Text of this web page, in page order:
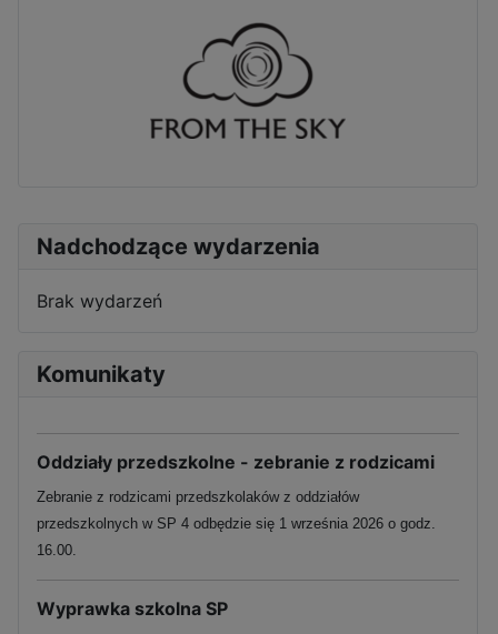
Nadchodzące wydarzenia
Brak wydarzeń
Komunikaty
Oddziały przedszkolne - zebranie z rodzicami
Zebranie z rodzicami przedszkolaków z oddziałów
przedszkolnych w SP 4 odbędzie się 1 września 2026 o godz.
16.00.
Wyprawka szkolna SP